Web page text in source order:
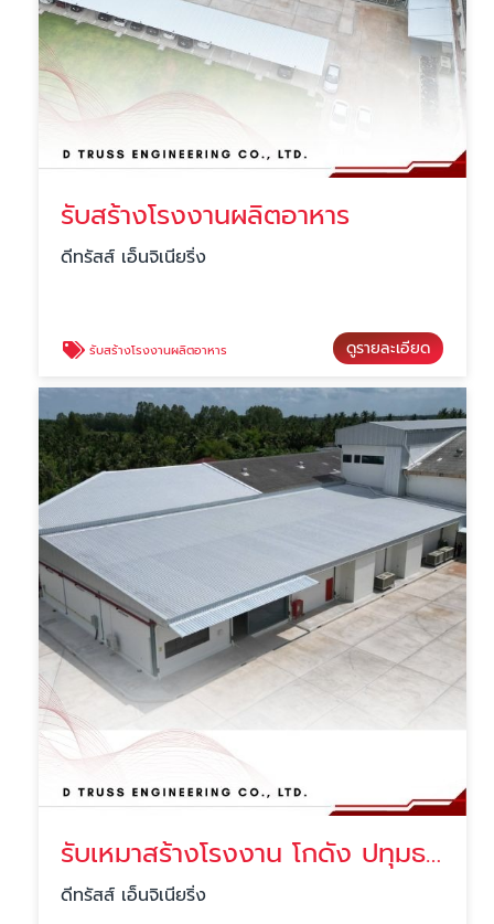
รับสร้างโรงงานผลิตอาหาร
ดีทรัสส์ เอ็นจิเนียริ่ง
รับสร้างโรงงานผลิตอาหาร ดูรายละเอียด
รับเหมาสร้างโรงงาน โกดัง ปทุมธานี
ดีทรัสส์ เอ็นจิเนียริ่ง